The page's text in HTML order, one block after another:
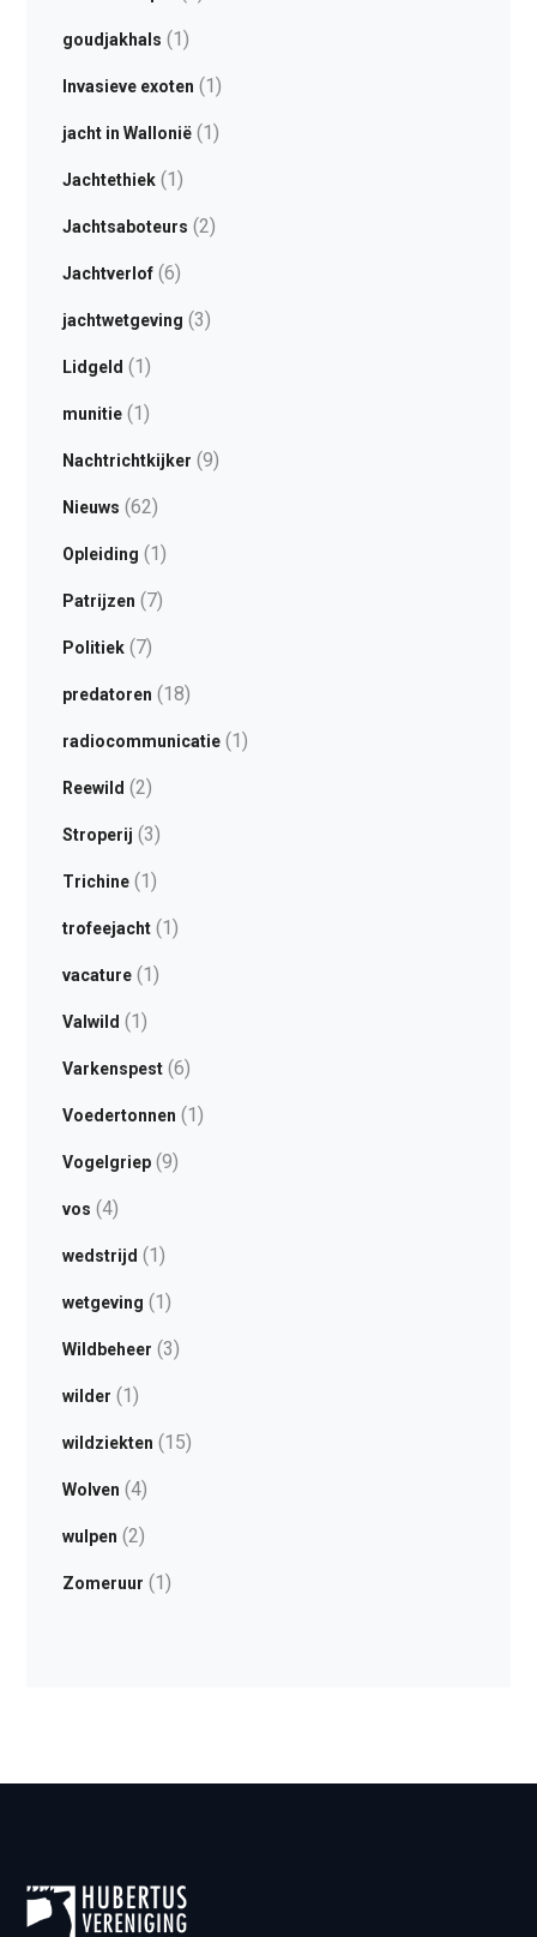
goudjakhals (1)
Invasieve exoten (1)
jacht in Wallonië(1)
Jachtethiek(1)
Jachtsaboteurs (2)
Jachtverlof(6)
jachtwetgeving (3)
Lidgeld (1)
munitie(1)
Nachtrichtkijker (9)
Nieuws (62)
Opleiding (1)
Patrijzen (7)
Politiek(7)
predatoren (18)
radiocommunicatie(1)
Reewild (2)
Stroperij (3)
Trichine(1)
trofeejacht(1)
vacature(1)
Valwild (1)
Varkenspest(6)
Voedertonnen (1)
Vogelgriep(9)
vos (4)
wedstrijd (1)
wetgeving (1)
Wildbeheer (3)
wilder (1)
wildziekten (15)
Wolven (4)
wulpen (2)
Zomeruur (1)